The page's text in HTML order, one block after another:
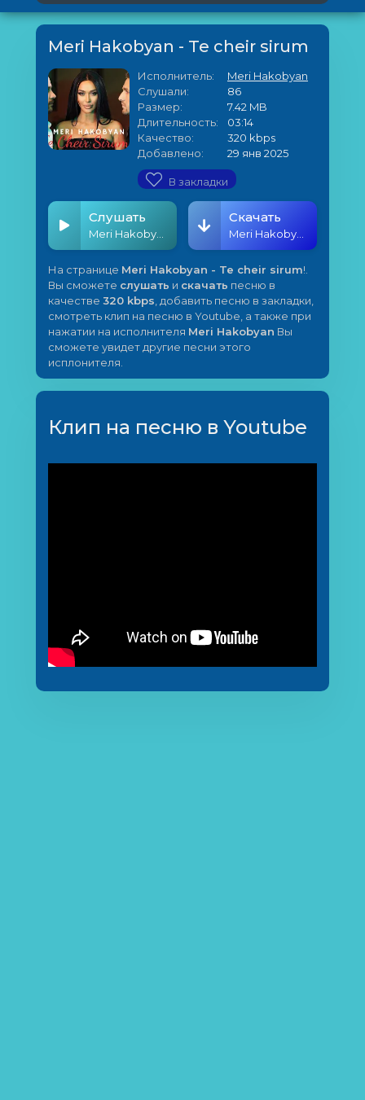
Meri Hakobyan - Te cheir sirum
Исполнитель:
Meri Hakobyan
Слушали:
86
Размер:
7.42 MB
Длительность:
03:14
Качество:
320 kbps
Добавлено:
29 янв 2025
В закладки
Слушать Скачать
Meri Hakobyan - Te cheir sirum
На странице Meri Hakobyan - Te cheir sirum!.
Вы сможете слушать и скачать песню в
качестве 320 kbps , добавить песню в закладки,
смотреть клип на песню в Youtube, а также при
нажатии на исполнителя Meri Hakobyan Вы
сможете увидет другие песни этого
исплонителя.
Клип на песню в Youtube